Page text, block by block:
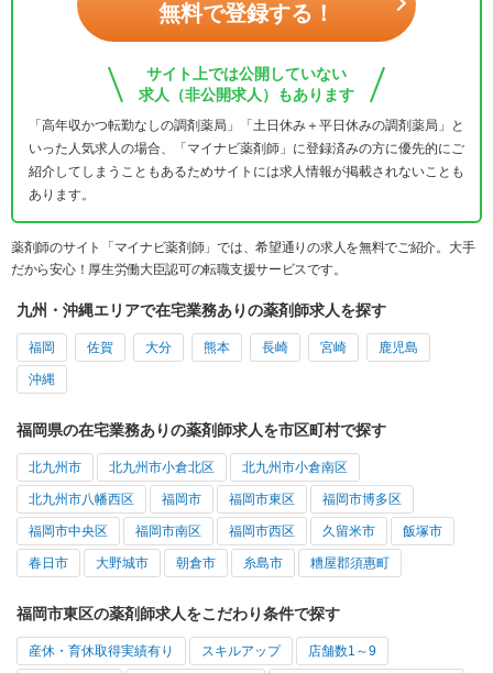
無料で登録する！
サイト上では公開していない
求人（非公開求人）もあります
「高年収かつ転勤なしの調剤薬局」「土日休み＋平日休みの調剤薬局」と
いった人気求人の場合、「マイナビ薬剤師」に登録済みの方に優先的にご
紹介してしまうこともあるためサイトには求人情報が掲載されないことも
あります。
薬剤師のサイト「マイナビ薬剤師」では、希望通りの求人を無料でご紹介。大手
だから安心！厚生労働大臣認可の転職支援サービスです。
九州・沖縄エリアで在宅業務ありの薬剤師求人を探す
福岡 佐賀 大分 熊本 長崎 宮崎 鹿児島
沖縄
福岡県の在宅業務ありの薬剤師求人を市区町村で探す
北九州市 北九州市小倉北区 北九州市小倉南区
北九州市八幡西区 福岡市 福岡市東区 福岡市博多区
福岡市中央区 福岡市南区 福岡市西区 久留米市 飯塚市
春日市 大野城市 朝倉市 糸島市 糟屋郡須惠町
福岡市東区の薬剤師求人をこだわり条件で探す
産休・育休取得実績有り スキルアップ 店舗数1～9